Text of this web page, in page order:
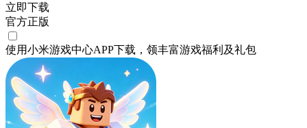
立即下载
官方正版
使用小米游戏中心APP下载 ，领丰富游戏福利 及礼包